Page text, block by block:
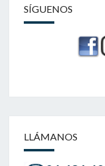
SÍGUENOS
LLÁMANOS